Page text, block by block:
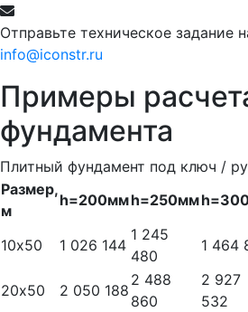
Отправьте техническое задание
info@iconstr.ru
Примеры
фундамента
Плитный фундамент под ключ /
Размер,
м
h=200ммh=250мм
10х50 1 026 144
1 245
480
1 464
20х50 2 050 188
2 488
860
2 927
532